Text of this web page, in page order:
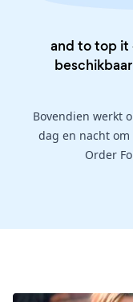
and to top it
Bovendien werkt
dag en nacht
Order